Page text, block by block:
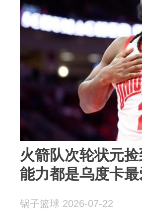
火箭队次轮状元
能力都是乌度卡
锅子篮球 2026-07-22